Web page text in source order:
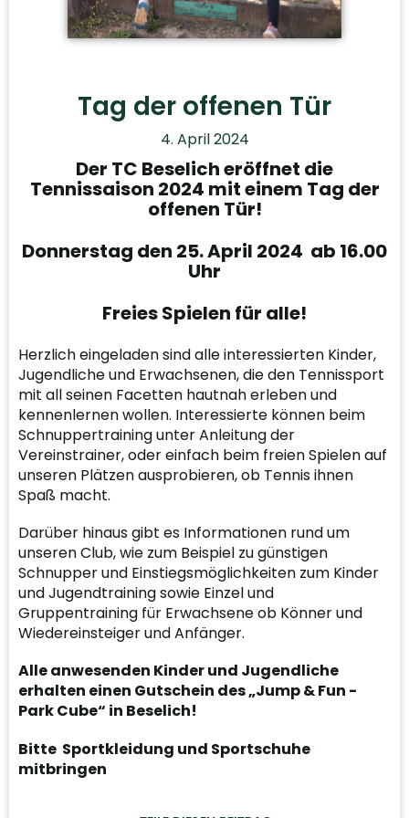
Tag der offenen Tür
4. April 2024
Der TC Beselich eröffnet die
Tennissaison 2024 mit einem Tag der
offenen Tür!
Donnerstag den 25. April 2024 ab 16.00
Uhr
Freies Spielen für alle!
Herzlich eingeladen sind alle interessierten Kinder,
Jugendliche und Erwachsenen, die den Tennissport
mit all seinen Facetten hautnah erleben und
kennenlernen wollen. Interessierte können beim
Schnuppertraining unter Anleitung der
Vereinstrainer, oder einfach beim freien Spielen auf
unseren Plätzen ausprobieren, ob Tennis ihnen
Spaß macht.
Darüber hinaus gibt es Informationen rund um
unseren Club, wie zum Beispiel zu günstigen
Schnupper und Einstiegsmöglichkeiten zum Kinder
und Jugendtraining sowie Einzel und
Gruppentraining für Erwachsene ob Könner und
Wiedereinsteiger und Anfänger.
Alle anwesenden Kinder und Jugendliche
erhalten einen Gutschein des „Jump & Fun -
Park Cube“ in Beselich!
Bitte Sportkleidung und Sportschuhe
mitbringen